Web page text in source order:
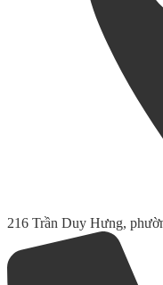
216 Trần Duy Hưng,